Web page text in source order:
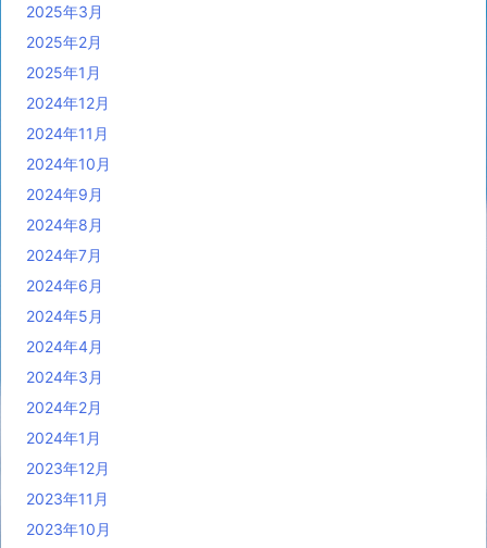
2025年3月
2025年2月
2025年1月
2024年12月
2024年11月
2024年10月
2024年9月
2024年8月
2024年7月
2024年6月
2024年5月
2024年4月
2024年3月
2024年2月
2024年1月
2023年12月
2023年11月
2023年10月